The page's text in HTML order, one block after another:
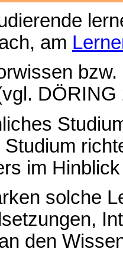
am
im
solche
den